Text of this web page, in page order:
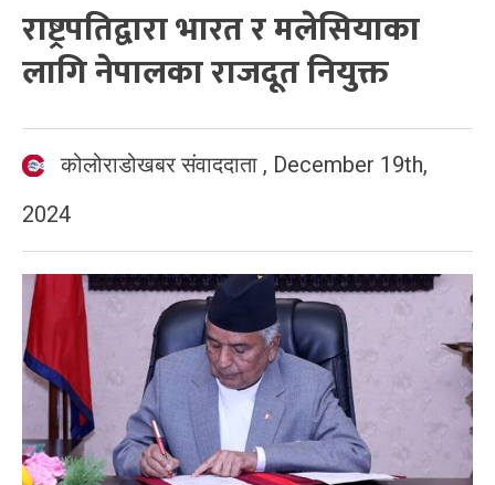
राष्ट्रपतिद्वारा भारत र मलेसियाका
लागि नेपालका राजदूत नियुक्त
कोलोराडोखबर संवाददाता , December 19th,
2024